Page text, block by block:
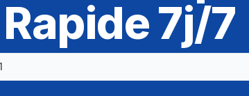
7j/7